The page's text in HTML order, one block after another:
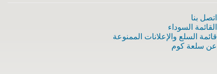
اتصل بنا
القائمة السوداء
قائمة السلع والإعلانات الممنوعة
عن سلعة كوم